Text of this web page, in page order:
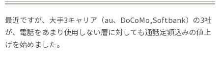
最近ですが、大手3キャリア（au、DoCoMo,Softbank）の3社
が、電話をあまり使用しない層に対しても通話定額込みの値上
げを始めました。